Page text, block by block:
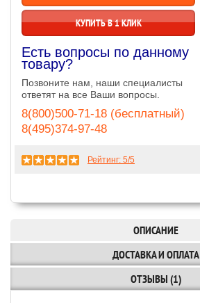
КУПИТЬ В 1 КЛИК
Есть вопросы по данному
товару?
Позвоните нам, наши специалисты
ответят на все Ваши вопросы.
8(800)500-71-18 (бесплатный)
8(495)374-97-48
Рейтинг: 5/5
ОПИСАНИЕ
ДОСТАВКА И ОПЛАТА
ОТЗЫВЫ (1)